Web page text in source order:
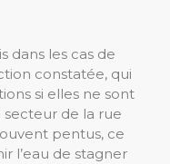
dans les cas de
constatée, qui
si elles ne sont
secteur de la rue
pentus, ce
l’eau de stagner